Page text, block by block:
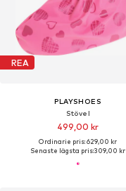
REA
PLAYSHOES
Stövel
499,00 kr
Ordinarie pris: 629,00 kr
Senaste lägsta pris:309,00 kr